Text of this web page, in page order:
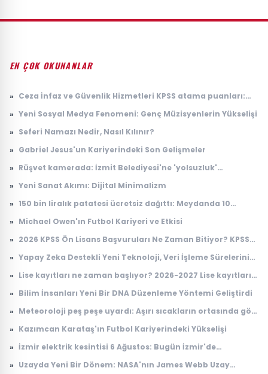
EN ÇOK OKUNANLAR
» Ceza İnfaz ve Güvenlik Hizmetleri KPSS atama puanları:
» Yeni Sosyal Medya Fenomeni: Genç Müzisyenlerin Yükselişi
» Seferi Namazı Nedir, Nasıl Kılınır?
» Gabriel Jesus'un Kariyerindeki Son Gelişmeler
» Rüşvet kamerada: İzmit Belediyesi'ne 'yolsuzluk'
» Yeni Sanat Akımı: Dijital Minimalizm
» 150 bin liralık patatesi ücretsiz dağıttı: Meydanda 10
» Michael Owen'ın Futbol Kariyeri ve Etkisi
» 2026 KPSS Ön Lisans Başvuruları Ne Zaman Bitiyor? KPSS
» Yapay Zeka Destekli Yeni Teknoloji, Veri İşleme Sürelerini
» Lise kayıtları ne zaman başlıyor? 2026-2027 Lise kayıtları
» Bilim İnsanları Yeni Bir DNA Düzenleme Yöntemi Geliştirdi
» Meteoroloji peş peşe uyardı: Aşırı sıcakların ortasında gök
» Kazımcan Karataş'ın Futbol Kariyerindeki Yükselişi
» İzmir elektrik kesintisi 6 Ağustos: Bugün İzmir'de
listesi duyuruldu
» Uzayda Yeni Bir Dönem: NASA'nın James Webb Uzay